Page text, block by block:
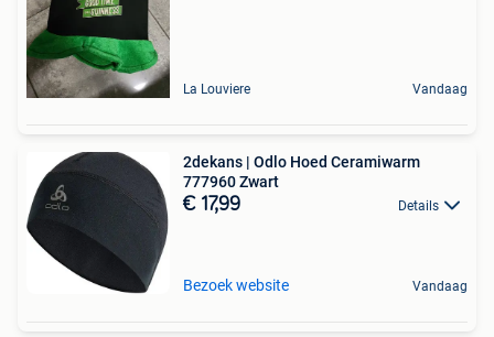
La Louviere Vandaag
2dekans | Odlo Hoed Ceramiwarm
777960 Zwart
€ 17,99 Details
Bezoek website Vandaag